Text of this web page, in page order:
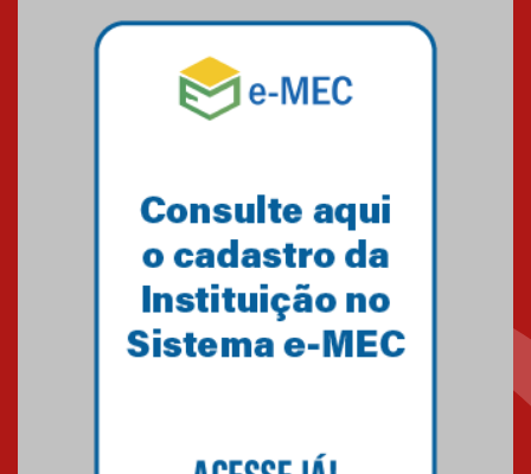
MÁXIMA no MEC
01.11.2023
A HISTÓRIA DA FACULDADE
PRESBITERIANA MACKENZIE
RIO ATÉ À SUA NOVA UNIDADE,
EM BOTAFOGO
Novo E-book do Mackenzie Rio